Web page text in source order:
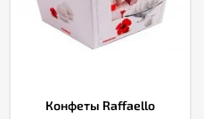
Конфеты Raffaello